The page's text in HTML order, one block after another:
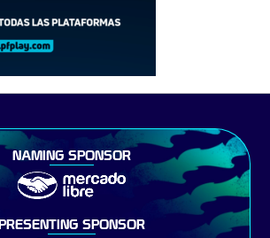
NAMING SPONSOR
PRESENTING SPONSOR